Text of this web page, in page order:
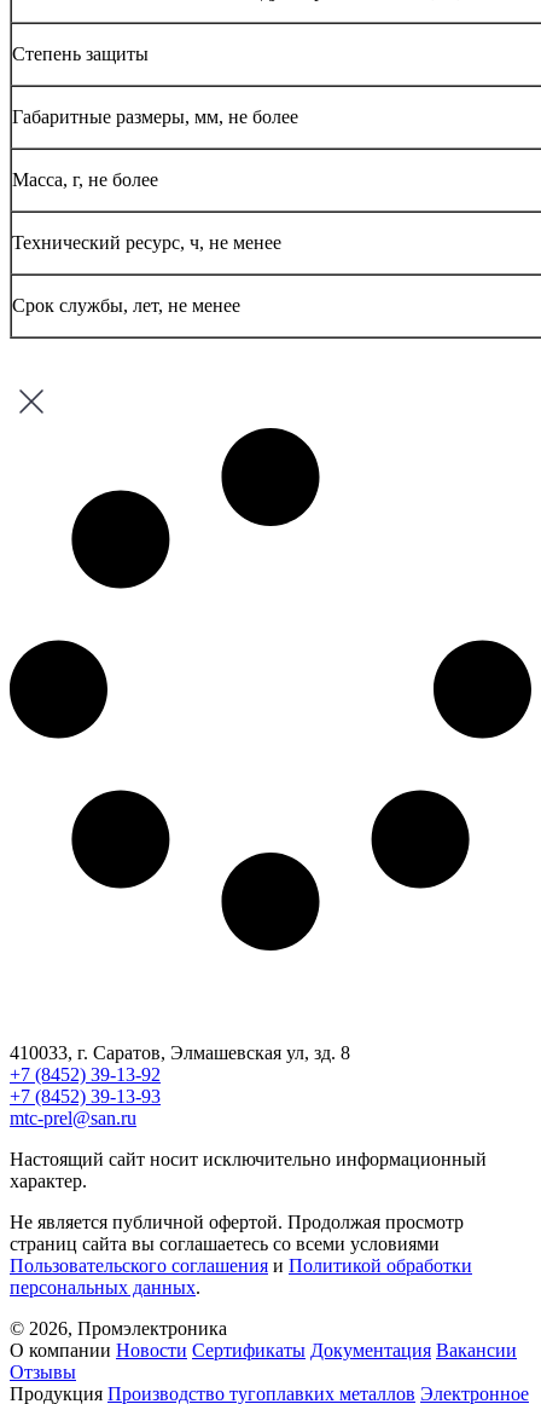
Степень защиты
Габаритные размеры, мм, не более
Масса, г, не более
Технический ресурс, ч, не менее
Срок службы, лет, не менее
410033, г. Саратов, Элмашевская ул, зд. 8
+7 (8452) 39-13-92
+7 (8452) 39-13-93
mtс-prel@san.ru
Настоящий сайт носит исключительно информационный
характер.
Не является публичной офертой. Продолжая просмотр
страниц сайта вы соглашаетесь со всеми условиями
Пользовательского соглашения и Политикой обработки
персональных данных.
© 2026, Промэлектроника
О компании Новости Сертификаты Документация Вакансии
Отзывы
Продукция Производство тугоплавких металлов Электронное